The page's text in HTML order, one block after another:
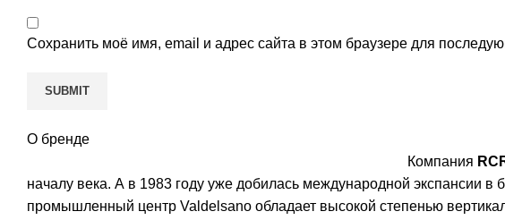
Сохранить моё имя, email и адрес сайта в этом браузере для
О бренде
Компания
началу века. А в 1983 году уже добилась международной экспансии
промышленный центр Valdelsano обладает высокой степенью